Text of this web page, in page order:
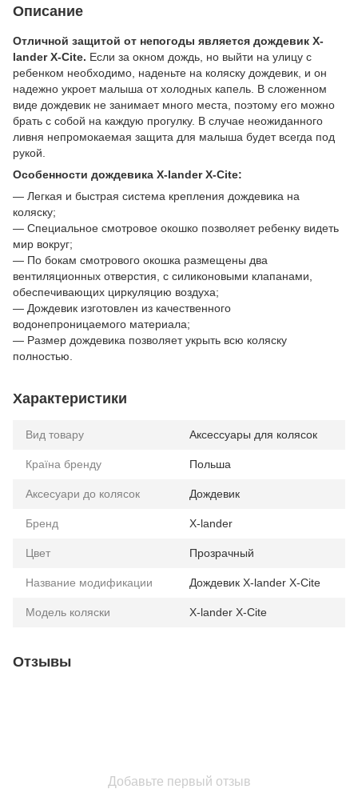
Описание
Отличной защитой от непогоды является дождевик X-
lander X-Cite. Если за окном дождь, но выйти на улицу с
ребенком необходимо, наденьте на коляску дождевик, и он
надежно укроет малыша от холодных капель. В сложенном
виде дождевик не занимает много места, поэтому его можно
брать с собой на каждую прогулку. В случае неожиданного
ливня непромокаемая защита для малыша будет всегда под
рукой.
Особенности дождевика X-lander X-Cite:
— Легкая и быстрая система крепления дождевика на
коляску;
— Специальное смотровое окошко позволяет ребенку видеть
мир вокруг;
— По бокам смотрового окошка размещены два
вентиляционных отверстия, с силиконовыми клапанами,
обеспечивающих циркуляцию воздуха;
— Дождевик изготовлен из качественного
водонепроницаемого материала;
— Размер дождевика позволяет укрыть всю коляску
полностью.
Характеристики
Вид товару Аксессуары для колясок
Країна бренду Польша
Аксесуари до колясок Дождевик
Бренд X-lander
Цвет Прозрачный
Название модификации Дождевик X-lander X-Cite
Модель коляски X-lander X-Cite
Отзывы
Добавьте первый отзыв